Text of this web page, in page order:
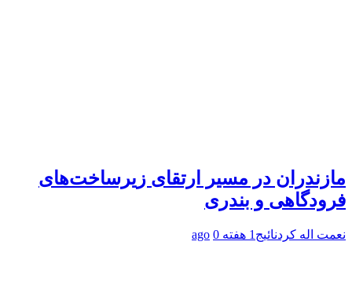
مازندران در مسیر ارتقای زیرساخت‌های
فرودگاهی و بندری
نعمت اله کردنائیج 1 هفته ago 0